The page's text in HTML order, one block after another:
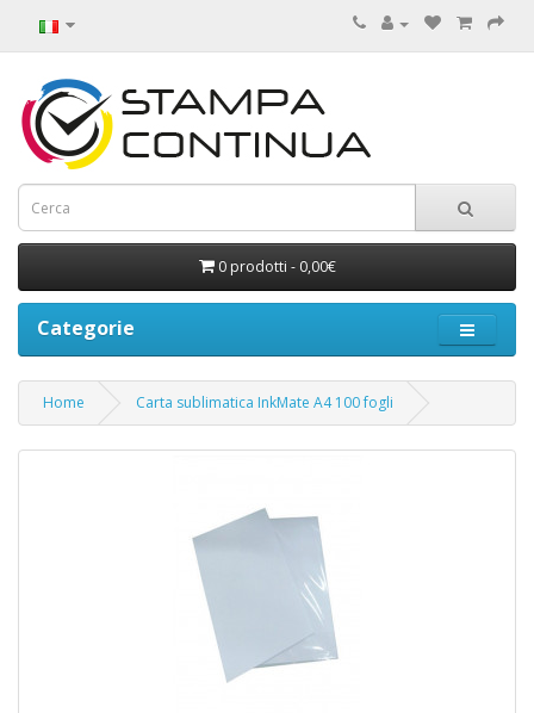
0 prodotti - 0,00€
Categorie
Home Carta sublimatica InkMate A4 100 fogli